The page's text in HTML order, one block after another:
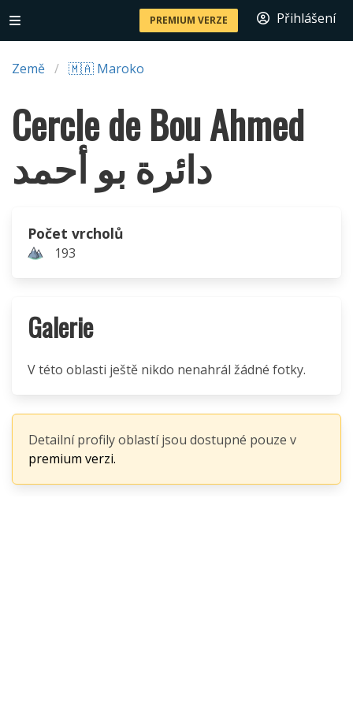
PREMIUM VERZE Přihlášení
Země 🇲🇦 Maroko
Cercle de Bou Ahmed
دائرة بو أحمد
Počet vrcholů
193
Galerie
V této oblasti ještě nikdo nenahrál žádné fotky.
Detailní profily oblastí jsou dostupné pouze v
premium verzi.